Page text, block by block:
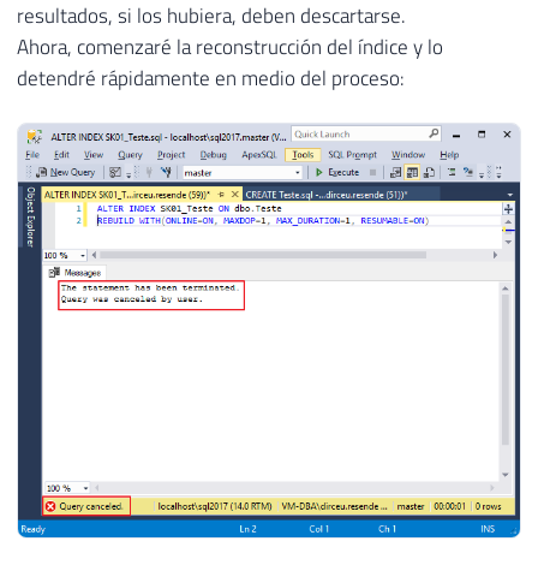
resultados, si los hubiera, deben descartarse.
Ahora, comenzaré la reconstrucción del índice y lo
detendré rápidamente en medio del proceso: